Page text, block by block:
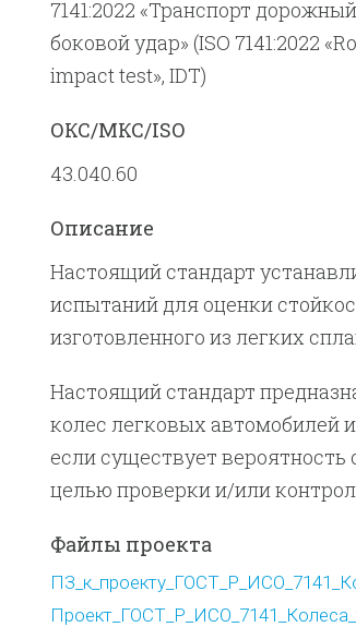
7141:2022 «Транспорт
боковой удар» (ISO 7141:2022
impact test», IDT)
ОКС/МКС/ISO
43.040.60
Описание
Настоящий стандарт
испытаний для оценки
изготовленного из легких
Настоящий стандарт
колес легковых автомобилей
если существует
целью проверки и/или
Файлы проекта